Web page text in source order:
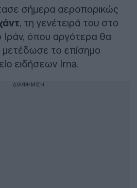
σήμερα αεροπορικώς
, τη γενέτειρά του στο
Ιράν, όπου αργότερα θα
μετέδωσε το επίσημο
ειδήσεων Irna.
ΔΙΑΦΗΜΙΣΗ